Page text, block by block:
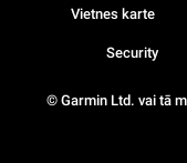
© Garmin Ltd. vai tā
Vietnes karte
Security